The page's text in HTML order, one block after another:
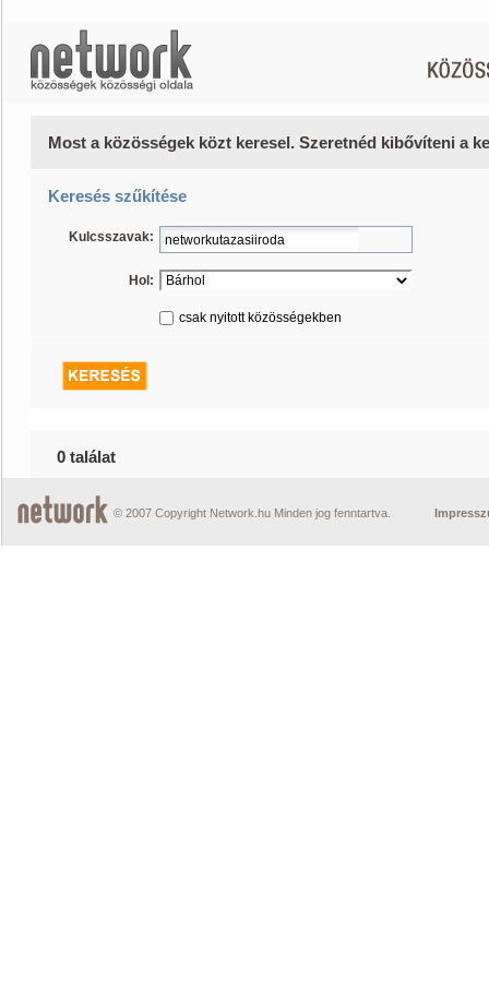
Most a közösségek közt keresel. Szeretnéd kibővíteni a
Keresés szűkítése
Kulcsszavak:
Hol:
csak nyitott közösségekben
0 találat
© 2007 Copyright Network.hu Minden jog fenntartva.